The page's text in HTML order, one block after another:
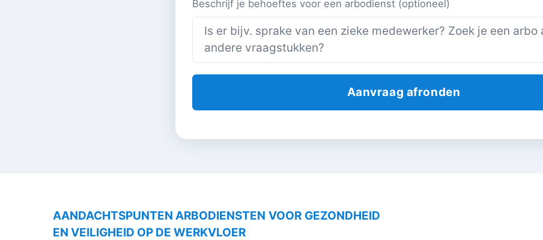
Beschrijf je behoeftes voor een arbodienst (optioneel)
AANDACHTSPUNTEN ARBODIENSTEN VOOR GEZONDHEID
EN VEILIGHEID OP DE WERKVLOER